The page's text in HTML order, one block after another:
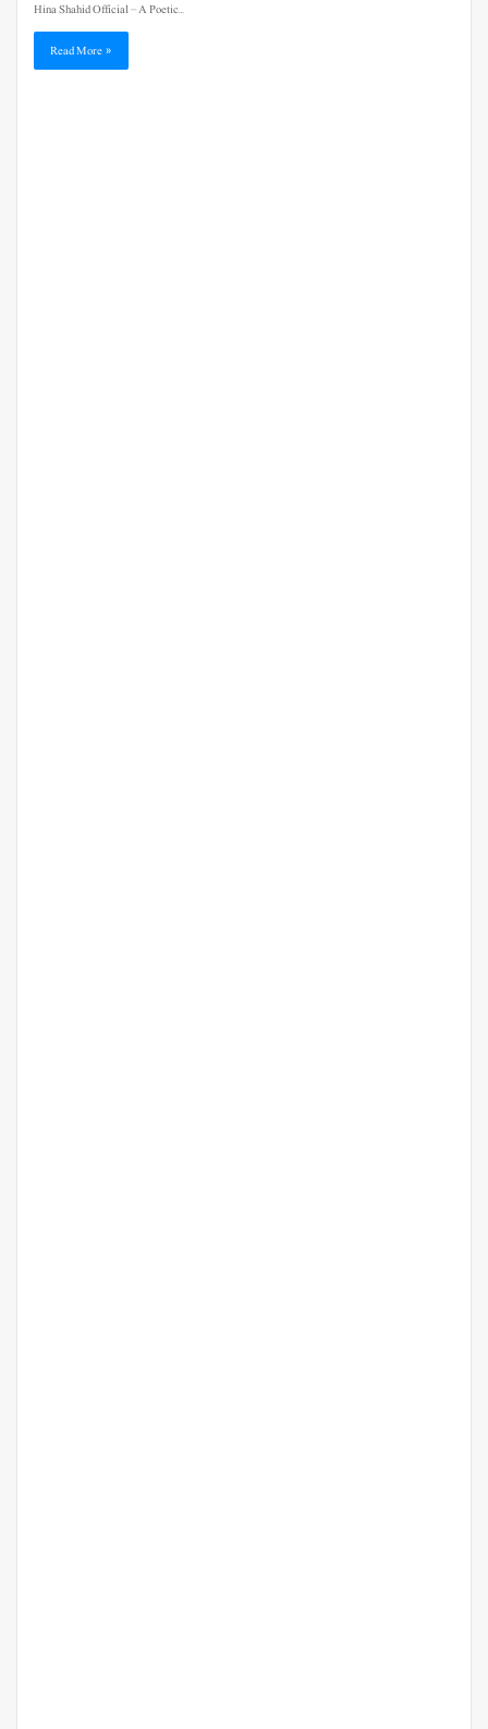
Hina Shahid Official – A Poetic…
Read More »